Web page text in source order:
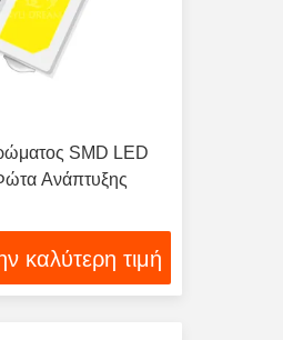
SMD LED
Ανάπτυξης
καλύτερη τιμή